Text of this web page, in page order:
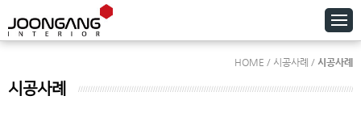
HOME / 시공사례 / 시공사례
시공사례